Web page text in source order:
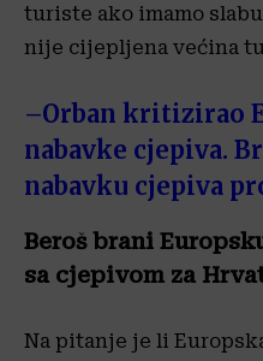
turiste ako imamo
nije cijepljena većina
–Orban kritizirao
nabavke cjepiva.
nabavku cjepiva
Beroš brani
sa cjepivom za
Na pitanje je li